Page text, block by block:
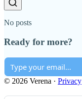
No posts
Ready for more?
© 2026 Verena · Privacy